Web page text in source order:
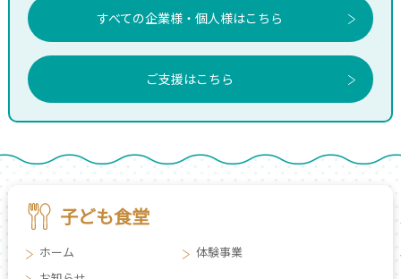
すべての企業様・個人様はこちら
ご支援はこちら
子ども食堂
ホーム
体験事業